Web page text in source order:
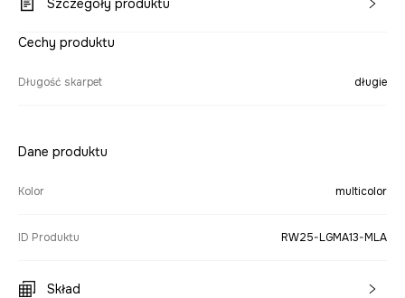
Szczegóły produktu
Cechy produktu
Długość skarpet długie
Dane produktu
Kolor multicolor
ID Produktu RW25-LGMA13-MLA
Skład